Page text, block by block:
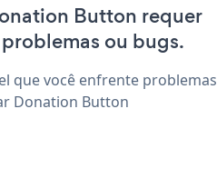
Button requer
ou bugs.
que você enfrente problemas
Donation Button